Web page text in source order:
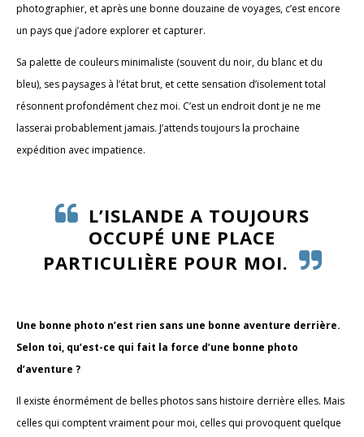
photographier, et après une bonne douzaine de voyages, c’est encore
un pays que j’adore explorer et capturer.
Sa palette de couleurs minimaliste (souvent du noir, du blanc et du
bleu), ses paysages à l’état brut, et cette sensation d’isolement total
résonnent profondément chez moi. C’est un endroit dont je ne me
lasserai probablement jamais.J’attends toujours la prochaine
expédition avec impatience.
L’ISLANDE A TOUJOURS
OCCUPÉ UNE PLACE
PARTICULIÈRE POUR MOI.
Une bonne photo n’est rien sans une bonne aventure derrière.
Selon toi, qu’est-ce qui fait la force d’une bonne photo
d’aventure ?
Il existe énormément de belles photos sans histoire derrière elles. Mais
celles qui comptent vraiment pour moi, celles qui provoquent quelque